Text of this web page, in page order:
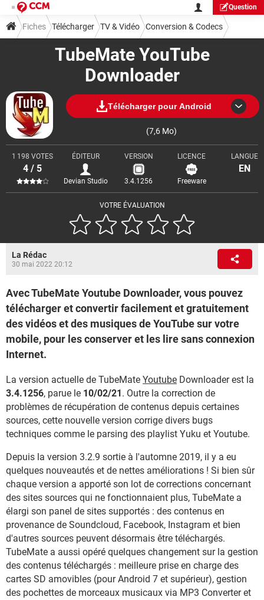
Question
TubeMate YouTube
Downloader
Télécharger pour Android
(7,6 Mo)
VOTRE ÉVALUATION
1 198 VOTES
4 / 5
ÉDITEUR
Devian Studio
VERSION
3.4.1256
LICENCE
Freeware
LANGUE
EN
Fiches Télécharger TV & Vidéo Conversion & Codecs
La Rédac
30 mai 2022 20:12
Avec TubeMate Youtube Downloader, vous pouvez
télécharger et convertir facilement et gratuitement
des vidéos et des musiques de YouTube sur votre
mobile, pour les conserver et les lire sans connexion
Internet.
La version actuelle de TubeMate Youtube Downloader est la
3.4.1256, parue le 10/02/21. Outre la correction de
problèmes de récupération de contenus depuis certaines
sources, cette nouvelle version corrige divers bugs
techniques comme le parsing des playlist Yuku et Youtube.
Depuis la version 3.2.9 sortie à l'automne 2019, il y a eu
quelques nouveautés et de nettes améliorations ! Si bien sûr
chaque version a apporté son lot de corrections concernant
des sites sources qui ne fonctionnaient plus, TubeMate a
élargi son panel de sites supportés : des contenus en
provenance de Soundcloud, Facebook, Instagram et bien
d'autres sources peuvent désormais être téléchargés.
TubeMate a aussi opéré quelques changement sur la gestion
des contenus téléchargés : meilleure prise en charge des
cartes SD amovibles (pour Android 7 et supérieur), gestion
des pochettes de morceaux musicaux via MP3 Converter et